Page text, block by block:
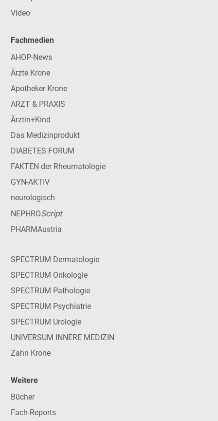
Video
Fachmedien
AHOP-News
Ärzte Krone
Apotheker Krone
ARZT & PRAXIS
Ärztin+Kind
Das Medizinprodukt
DIABETES FORUM
FAKTEN der Rheumatologie
GYN-AKTIV
neurologisch
NEPHROScript
PHARMAustria
SPECTRUM Dermatologie
SPECTRUM Onkologie
SPECTRUM Pathologie
SPECTRUM Psychiatrie
SPECTRUM Urologie
UNIVERSUM INNERE MEDIZIN
Zahn Krone
Weitere
Bücher
Fach-Reports